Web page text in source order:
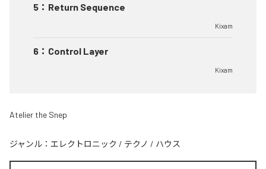
5 ： Return Sequence
Kixam
6 ： Control Layer
Kixam
Atelier the Snep
ジャンル： エレクトロニック / テクノ / ハウス